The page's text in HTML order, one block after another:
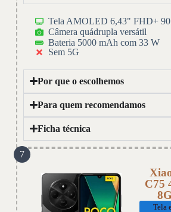
Tela AMOLED 6,43" FHD+
Câmera quádrupla versátil
Bateria 5000 mAh com 33 W
Sem 5G
Por que o escolhemos
Para quem recomendamos
Ficha técnica
7
C75
Tela